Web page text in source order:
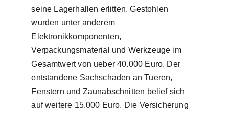
seine Lagerhallen erlitten. Gestohlen
wurden unter anderem
Elektronikkomponenten,
Verpackungsmaterial und Werkzeuge im
Gesamtwert von ueber 40.000 Euro. Der
entstandene Sachschaden an Tueren,
Fenstern und Zaunabschnitten belief sich
auf weitere 15.000 Euro. Die Versicherung